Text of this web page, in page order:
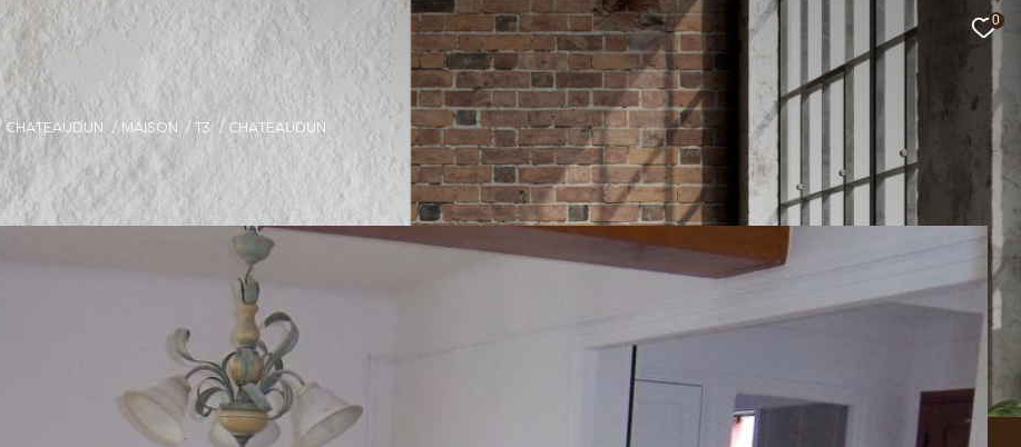
0
CHATEAUDUN MAISON T3 CHATEAUDUN